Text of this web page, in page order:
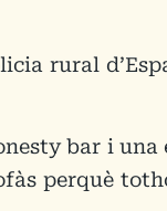
rural
bar i una
perquè